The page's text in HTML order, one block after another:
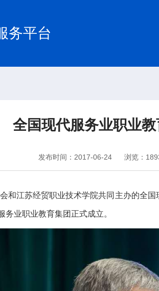
务平台
全国现代服务业职业
发布时间：2017-06-24 浏览：
和江苏经贸职业技术学院共同主办的全
业职业教育集团正式成立。